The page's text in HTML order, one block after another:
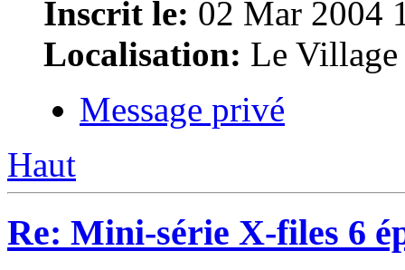
Inscrit le: 02 Mar 2004
Localisation: Le Village
Message privé
Haut
Re: Mini-série X-files 6